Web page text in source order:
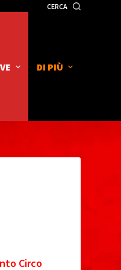
CERCA
DI PIÙ
Circo